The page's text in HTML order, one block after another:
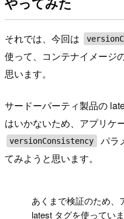
それでは、今回は
使って、コンテナイメージ
思います。
サードーパーティ製品の
はいかないため、アプリケ
versionConsistency
パラ
てみようと思います。
あくまで検証のため、
latest タグを使っていま